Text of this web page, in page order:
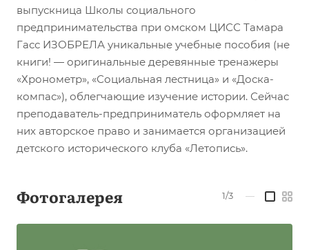
выпускница Школы социального
предпринимательства при омском ЦИСС Тамара
Гасс ИЗОБРЕЛА уникальные учебные пособия (не
книги! — оригинальные деревянные тренажеры
«Хронометр», «Социальная лестница» и «Доска-
компас»), облегчающие изучение истории. Сейчас
преподаватель-предприниматель оформляет на
них авторское право и занимается организацией
детского исторического клуба «Летопись».
Фотогалерея 1/3 —